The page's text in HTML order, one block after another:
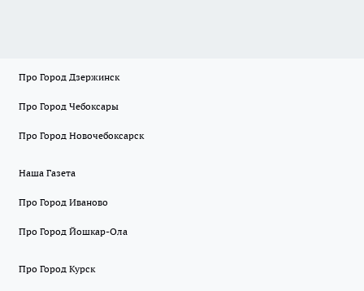
Про Город Дзержинск
Про Город Чебоксары
Про Город Новочебоксарск
Наша Газета
Про Город Иваново
Про Город Йошкар-Ола
Про Город Курск